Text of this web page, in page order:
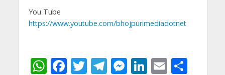
You Tube
https://www.youtube.com/bhojpurimediadotnet
W F T T M Li E S